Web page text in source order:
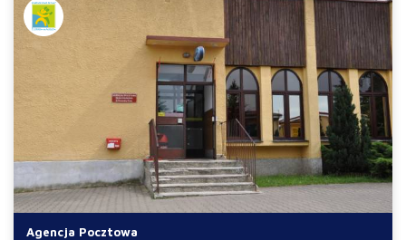
Agencja Pocztowa